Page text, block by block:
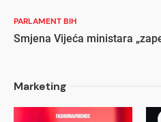
PARLAMENT BIH
Smjena Vijeća ministara
Marketing